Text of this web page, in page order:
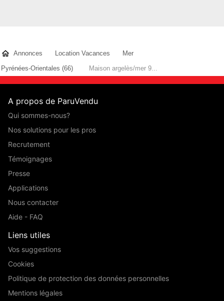
Annonces Location Vacances
Mer
Pyrénées-Orientales (66)
Maison argelès/mer 9...
A propos de ParuVendu
Qui sommes-nous?
Nos solutions pour les pros
Recrutement
Témoignages
Presse
Applications
Nous contacter
Aide - FAQ
Liens utiles
Vos suggestions
Cookies
Politique de protection des données personnelles
Mentions légales